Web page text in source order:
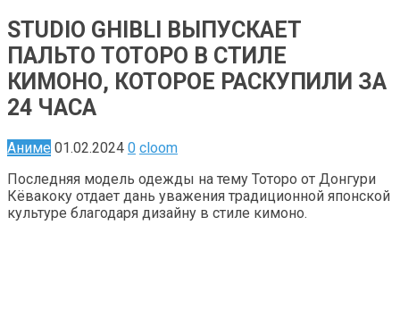
STUDIO GHIBLI ВЫПУСКАЕТ
ПАЛЬТО ТОТОРО В СТИЛЕ
КИМОНО, КОТОРОЕ РАСКУПИЛИ ЗА
24 ЧАСА
Аниме 01.02.2024 0 cloom
Последняя модель одежды на тему Тоторо от Донгури
Кёвакоку отдает дань уважения традиционной японской
культуре благодаря дизайну в стиле кимоно.